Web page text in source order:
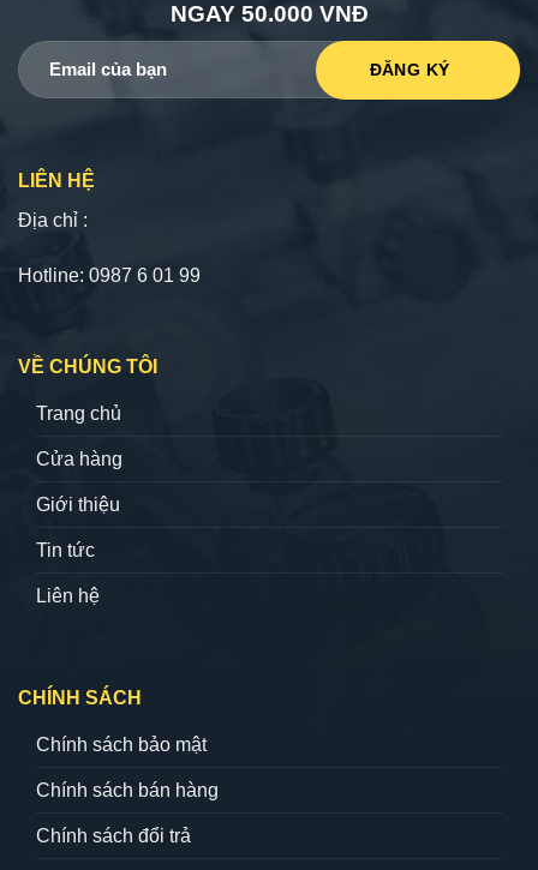
NGAY 50.000 VNĐ
LIÊN HỆ
Địa chỉ :
Hotline: 0987 6 01 99
VỀ CHÚNG TÔI
Trang chủ
Cửa hàng
Giới thiệu
Tin tức
Liên hệ
CHÍNH SÁCH
Chính sách bảo mật
Chính sách bán hàng
Chính sách đổi trả